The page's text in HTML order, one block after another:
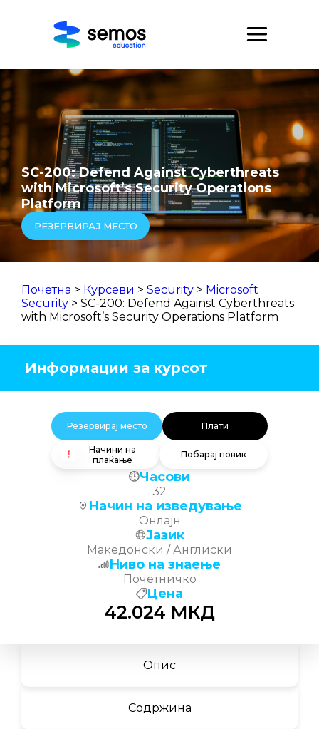
SC-200: Defend Against Cyberthreats
with Microsoft’s Security Operations
Platform
РЕЗЕРВИРАЈ МЕСТО
Почетна > Курсеви > Security > Microsoft
Security > SC-200: Defend Against Cyberthreats
with Microsoft’s Security Operations Platform
Опис
Содржина
Информации за курсот
Резервирај место Плати
Начини на
плаќање
Побарај повик
Часови
32
Начин на изведување
Онлајн
Јазик
Македонски / Англиски
Ниво на знаење
Почетничко
Цена
42.024 МКД